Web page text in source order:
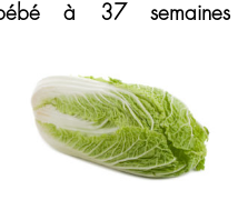
à 37 semaines